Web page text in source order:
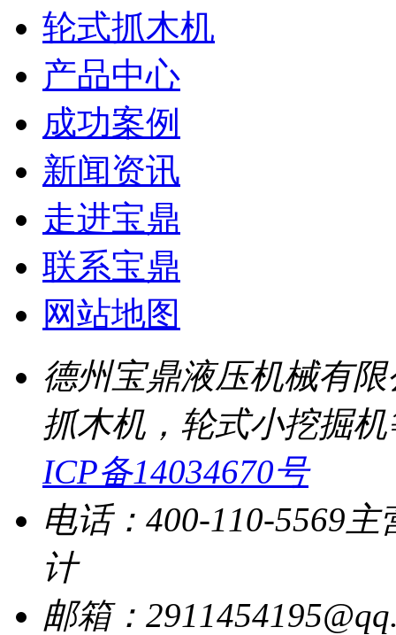
轮式抓木机
产品中心
成功案例
新闻资讯
走进宝鼎
联系宝鼎
网站地图
德州宝鼎液压机械有
抓木机，轮式小挖掘
ICP备14034670号
电话：400-110-5569 主
计
邮箱：